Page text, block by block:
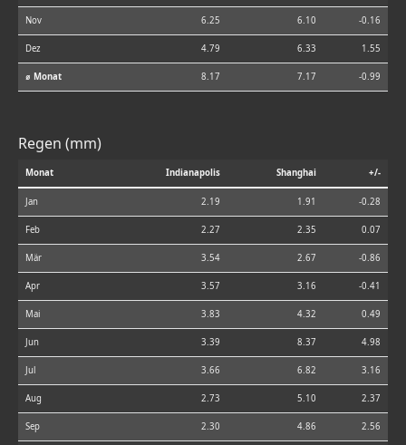
Nov 6.25 6.10 -0.16
Dez 4.79 6.33 1.55
⌀ Monat 8.17 7.17 -0.99
Regen (mm)
Monat Indianapolis Shanghai +/-
Jan 2.19 1.91 -0.28
Feb 2.27 2.35 0.07
Mär 3.54 2.67 -0.86
Apr 3.57 3.16 -0.41
Mai 3.83 4.32 0.49
Jun 3.39 8.37 4.98
Jul 3.66 6.82 3.16
Aug 2.73 5.10 2.37
Sep 2.30 4.86 2.56